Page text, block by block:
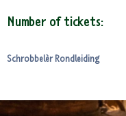
Number of tickets:
Schrobbelèr Rondleiding